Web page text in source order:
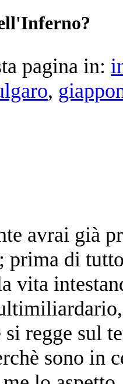
pagina in:
,
avrai già
prima di
vita
regge sul
sono in